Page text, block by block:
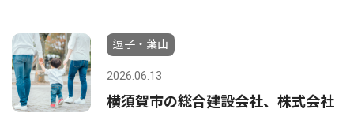
逗子・葉山
2026.06.13
横須賀市の総合建設会社、株式会社